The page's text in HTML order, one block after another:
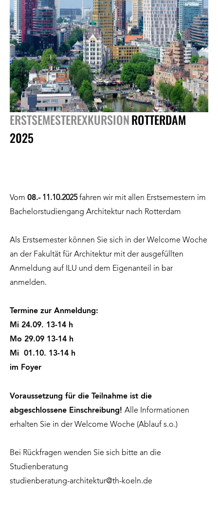
ERSTSEMESTEREXKURSIONROTTERDAM
2025
Vom 08.- 11.10.2025fahren wir mit allen Erstsemestern im
Bachelorstudiengang Architektur nach Rotterdam
Als Erstsemester können Sie sich in der Welcome Woche
an der Fakultät für Architektur mit der ausgefüllten
Anmeldung auf ILU und dem Eigenanteil in bar
anmelden.
Termine zur Anmeldung:
Mi 24.09. 13-14 h
Mo 29.09 13-14 h
Mi 01.10. 13-14 h
im Foyer
Voraussetzung für die Teilnahme ist die
abgeschlossene Einschreibung! Alle Informationen
erhalten Sie in der Welcome Woche (Ablauf s.o.)
Bei Rückfragen wenden Sie sich bitte an die
Studienberatung
studienberatung-architektur@th-koeln.de